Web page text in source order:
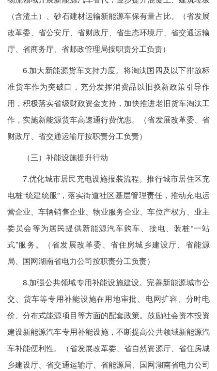
（含渣土）、砂石建材运输新能源车保有量占比。（省发展
改革委、省公安厅、省财政厅、省生态环境厅、省交通运输
厅、省商务厅、省邮政管理局按职责分工负责）
6.加大新能源货车支持力度。将淘汰国四及以下排放标
准货车作为突破口，充分发挥消费品以旧换新政策引导作
用，积极落实省级财政资金支持，加快推进老旧货车淘汰工
作，实施新能源货车高速通行费优惠。（省发展改革委、省
财政厅、省交通运输厅按职责分工负责）
（三）补能设施提升行动
7.优化城市居民充电设施报装流程。推行城市居住区充
电桩“统建统服”，落实街道社区基层管理责任，推动充电运
营企业、车辆销售企业、物业服务企业、车位产权方、业主
委员会等为居民提供新能源汽车购车、接电、装桩“一站
式”服务。（省发展改革委、省住房城乡建设厅、省能源
局、国网湖南省电力公司按职责分工负责）
8.加强公共领域专用补能设施建设。完善新能源城市公
交、货车等专用补能设施在用地审批、电网扩容、分时电
价、分布式能源项目等方面的配套政策。鼓励社会资本投资
建设新能源汽车专用补能设施，不断提高公共领域新能源汽
车补能便利性。（省发展改革委、省自然资源厅、省住房城
乡建设厅、省交通运输厅、省能源局、国网湖南省电力公司